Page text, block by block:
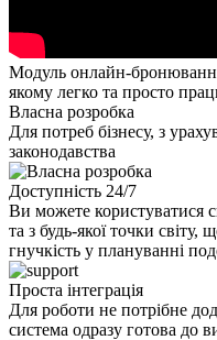
Модуль онлайн-
якому легко та просто
Власна розробка
Для потреб бізнесу, з
законодавства
Доступність 24/7
Ви можете користуватися
та з будь-якої точки світу,
гнучкість у плануванні
Проста інтеграція
Для роботи не потрібне
система одразу готова до